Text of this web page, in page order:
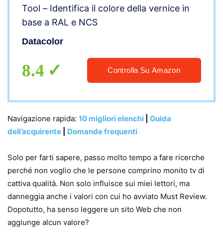
Tool – Identifica il colore della vernice in
base a RAL e NCS
Datacolor
8.4 Controlla Su Amazon
Navigazione rapida: 10 migliori elenchi
Guida
dell’acquirente
Domande frequenti
Solo per farti sapere, passo molto tempo a fare ricerche
perché non voglio che le persone comprino monito tv di
cattiva qualità. Non solo influisce sui miei lettori, ma
danneggia anche i valori con cui ho avviato Must Review.
Dopotutto, ha senso leggere un sito Web che non
aggiunge alcun valore?